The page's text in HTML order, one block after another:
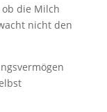
die Milch
nicht den